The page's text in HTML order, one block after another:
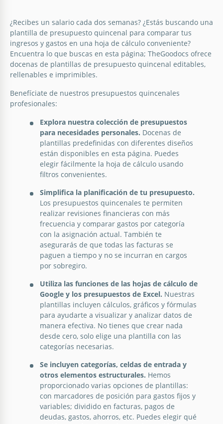
¡Echa un vistazo a esta plantilla imprimible única de
presupuesto quincenal en Google Sheets y Excel!
¡Ofrecemos un ejemplo gratuito para tu
presupuesto personal o familiar!
Presupuesto personal quincenal
¡Obtén una copia o descarga nuestra Plantilla de
Presupuesto Personal Quincenal en un formato
conveniente!
Google Sheets
Plantilla de presupuesto empresarial
quincenal completa
Google Sheets
Planificador de presupuesto quincenal
¡Elige nuestra plantilla de Planificador de
Presupuesto Quincenal para una gestión efectiva
del dinero! Disponible en tamaños A4 y Carta, esta
muestra se puede utilizar en forma digital e
impresa.
¿Recibes un salario cada dos semanas? ¿Estás buscando una
plantilla de presupuesto quincenal para comparar tus
ingresos y gastos en una hoja de cálculo conveniente?
Encuentra lo que buscas en esta página; TheGoodocs ofrece
docenas de plantillas de presupuesto quincenal editables,
rellenables e imprimibles.
Benefíciate de nuestros presupuestos quincenales
profesionales:
Explora nuestra colección de presupuestos
para necesidades personales. Docenas de
plantillas predefinidas con diferentes diseños
están disponibles en esta página. Puedes
elegir fácilmente la hoja de cálculo usando
filtros convenientes.
Simplifica la planificación de tu presupuesto.
Los presupuestos quincenales te permiten
realizar revisiones financieras con más
frecuencia y comparar gastos por categoría
con la asignación actual. También te
asegurarás de que todas las facturas se
paguen a tiempo y no se incurran en cargos
por sobregiro.
Utiliza las funciones de las hojas de cálculo de
Google y los presupuestos de Excel. Nuestras
plantillas incluyen cálculos, gráficos y fórmulas
para ayudarte a visualizar y analizar datos de
manera efectiva. No tienes que crear nada
desde cero, solo elige una plantilla con las
categorías necesarias.
Se incluyen categorías, celdas de entrada y
otros elementos estructurales. Hemos
proporcionado varias opciones de plantillas:
con marcadores de posición para gastos fijos y
variables; dividido en facturas, pagos de
deudas, gastos, ahorros, etc. Puedes elegir qué